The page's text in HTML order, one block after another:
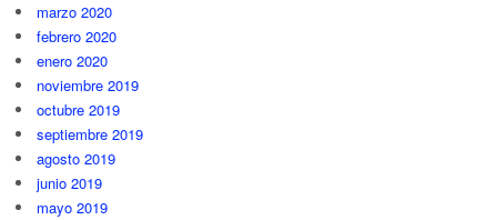
marzo 2020
febrero 2020
enero 2020
noviembre 2019
octubre 2019
septiembre 2019
agosto 2019
junio 2019
mayo 2019